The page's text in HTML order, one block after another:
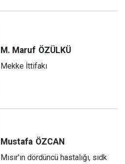
M. Maruf ÖZÜLKÜ
Mekke İttifakı
Mustafa ÖZCAN
Mısır'ın dördüncü hastalığı, sıdk